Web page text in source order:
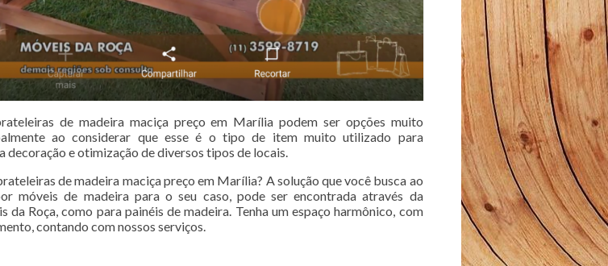
de madeira maciça preço em Marília podem ser opções muito
ao considerar que esse é o tipo de item muito utilizado para
decoração e otimização de diversos tipos de locais.
de madeira maciça preço em Marília? A solução que você busca ao
móveis de madeira para o seu caso, pode ser encontrada através da
da Roça, como para painéis de madeira. Tenha um espaço harmônico, com
contando com nossos serviços.